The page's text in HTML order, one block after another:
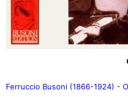
Ferruccio Busoni (1866-1924) -